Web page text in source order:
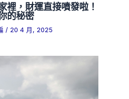
裡，財運直接噴發啦！
的秘密
/ 20 4 月, 2025